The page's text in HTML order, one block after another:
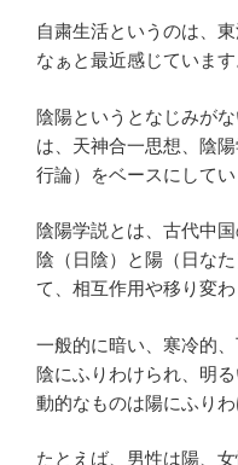
自粛生活というのは、
なぁと最近感じています
陰陽というとなじみが
は、天神合一思想、陰
行論）をベースにしてい
陰陽学説とは、古代中
陰（日陰）と陽（日な
て、相互作用や移り変
一般的に暗い、寒冷的
陰にふりわけられ、明
動的なものは陽にふりわ
たとえば、男性は陽、